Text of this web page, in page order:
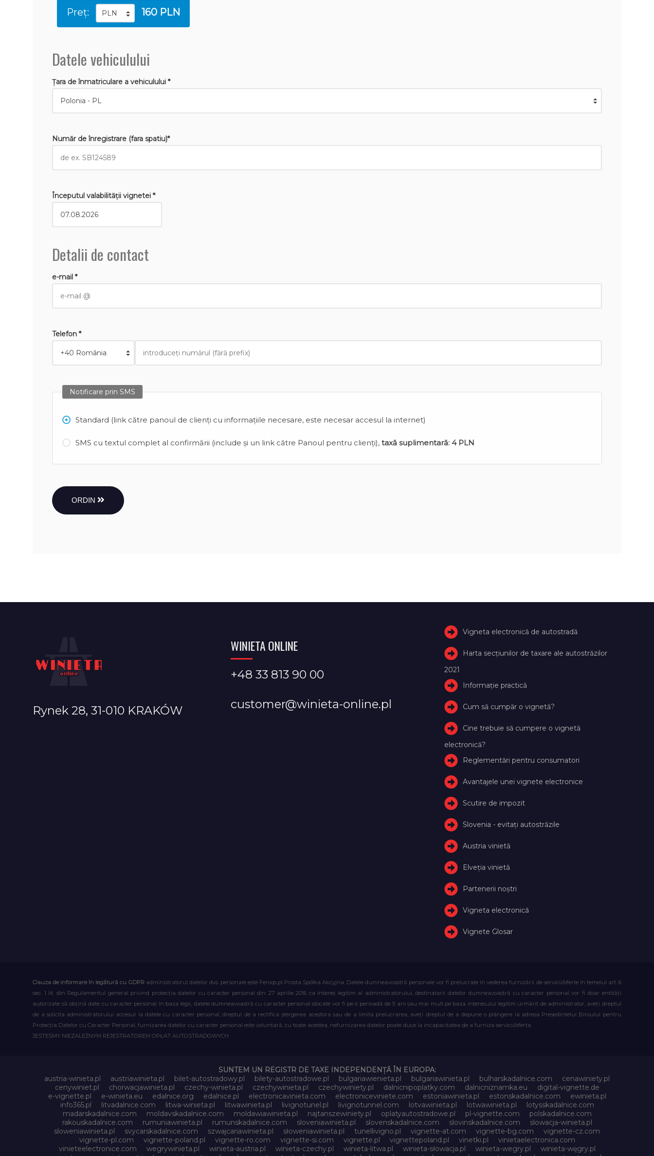
Preț: 160 PLN
Datele vehiculului
Țara de înmatriculare a vehiculului *
Număr de înregistrare (fara spatiu)*
Începutul valabilităţii vignetei *
Detalii de contact
e-mail *
Telefon *
Notificare prin SMS
Standard (link către panoul de clienți cu informațiile necesare, este necesar accesul la internet)
SMS cu textul complet al confirmării (include și un link către Panoul pentru clienți),taxă suplimentară: 4 PLN
ORDIN
Rynek 28, 31-010 KRAKÓW
WINIETA ONLINE
+48 33 813 90 00
customer@winieta-online.pl
Vigneta electronică de autostradă
Harta secțiunilor de taxare ale autostrăzilor
2021
Informație practică
Cum să cumpăr o vignetă?
Cine trebuie să cumpere o vignetă
electronică?
Reglementări pentru consumatori
Avantajele unei vignete electronice
Scutire de impozit
Slovenia - evitați autostrăzile
Austria vinietă
Elveţia vinietă
Partenerii noștri
Vigneta electronică
Vignete Glosar
Clauza de informare în legătură cu GDPR administratorul datelor dvs. personale este Feniqs.pl Prosta Spółka Akcyjna. Datele dumneavoastră personale vor fi prelucrate în vederea furnizării de servicii/oferte în temeiul art. 6
sec. 1 lit. din Regulamentul general privind protecția datelor cu caracter personal din 27 aprilie 2016 ca interes legitim al administratorului, destinatarii datelor dumneavoastră cu caracter personal vor fi doar entități
autorizate să obțină date cu caracter personal în baza legii, datele dumneavoastră cu caracter personal stocate vor fi pe o perioadă de 5 ani sau mai mult pe baza interesului legitim urmărit de administrator, aveți dreptul
de a solicita administratorului accesul la datele cu caracter personal, dreptul de a rectifica ștergerea acestora sau de a limita prelucrarea, aveți dreptul de a depune o plângere la adresa Președintelui Biroului pentru
Protecția Datelor cu Caracter Personal, furnizarea datelor cu caracter personal este voluntară, cu toate acestea, nefurnizarea datelor poate duce la incapacitatea de a furniza servicii/oferta.
JESTEŚMY NIEZALEŻNYM REJESTRATOREM OPŁAT AUTOSTRADOWYCH
SUNTEM UN REGISTR DE TAXE INDEPENDENȚĂ ÎN EUROPA:
austria-winieta.pl
austriawinieta.pl bilet-autostradowy.pl bilety-autostradowe.pl bulgariawienieta.pl bulgariawinieta.pl bulharskadalnice.com
cenawiniety.pl
cenywiniet.pl
chorwacjawinieta.pl czechy-winieta.pl czechywinieta.pl czechywiniety.pl dalnicnipoplatky.com dalnicniznamka.eu
digital-vignette.de
e-vignette.pl
e-winieta.eu edalnice.org edalnice.pl electronicavinieta.com electroniceviniete.com estoniawinieta.pl estonskadalnice.com
ewinieta.pl
info365.pl
litvadalnice.com litwa-winieta.pl litwawinieta.pl livignotunel.pl livignotunnel.com lotvawinieta.pl lotwawinieta.pl
lotysskadalnice.com
madarskadalnice.com
moldavskadalnice.com moldawiawinieta.pl najtanszewiniety.pl oplatyautostradowe.pl pl-vignette.com
polskadalnice.com
rakouskadalnice.com
rumuniawinieta.pl rumunskadalnice.com sloveniawinieta.pl slovenskadalnice.com slovinskadalnice.com
slowacja-winieta.pl
sloweniawinieta.pl
svycarskadalnice.com szwajcariawinieta.pl słoweniawinieta.pl tunellivigno.pl vignette-at.com vignette-bg.com
vignette-cz.com
vignette-pl.com
vignette-poland.pl vignette-ro.com vignette-si.com vignette.pl vignettepoland.pl vinetki.pl
vinietaelectronica.com
vinieteelectronice.com
wegrywinieta.pl winieta-austria.pl winieta-czechy.pl winieta-litwa.pl winieta-słowacja.pl winieta-wegry.pl
winieta-węgry.pl